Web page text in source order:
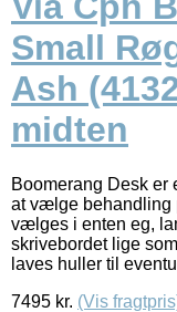
Small
Ash
midten
Boomerang Desk er
at vælge behandling
vælges i enten eg,
skrivebordet lige
laves huller til
7495 kr. (Vis